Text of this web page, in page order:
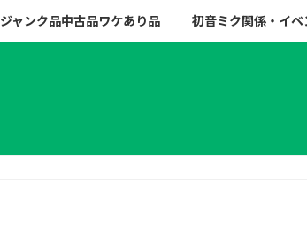
ジャンク品中古品ワケあり品 初音ミク関係・イベ